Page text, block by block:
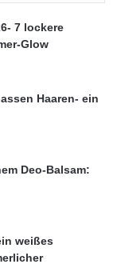
7 lockere
Glow
Haaren- ein
Deo-Balsam:
weißes